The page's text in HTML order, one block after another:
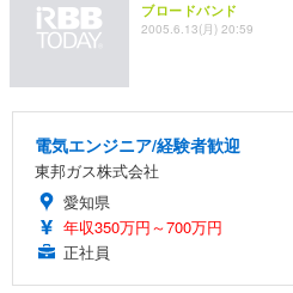
ブロードバンド
2005.6.13(月) 20:59
電気エンジニア/経験者歓迎
東邦ガス株式会社
愛知県
年収350万円～700万円
正社員